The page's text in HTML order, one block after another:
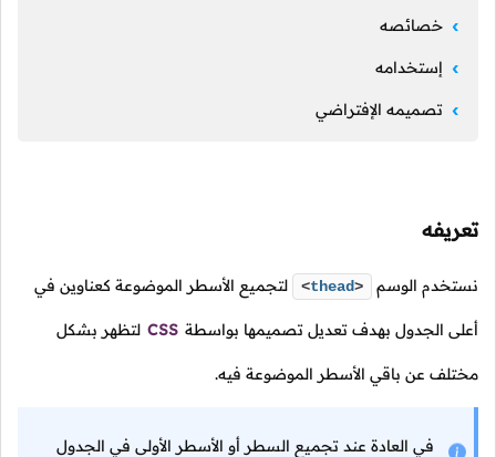
خصائصه
إستخدامه
تصميمه الإفتراضي
تعريفه
نستخدم الوسم <thead> لتجميع الأسطر الموضوعة كعناوين في
أعلى الجدول بهدف تعديل تصميمها بواسطة CSS لتظهر بشكل
مختلف عن باقي الأسطر الموضوعة فيه.
في العادة عند تجميع السطر أو الأسطر الأولى في الجدول